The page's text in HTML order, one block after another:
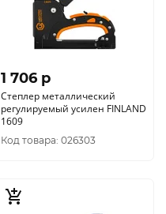
1 706 p
Степлер металлический
регулируемый усилен FINLAND
1609
Код товара: 026303